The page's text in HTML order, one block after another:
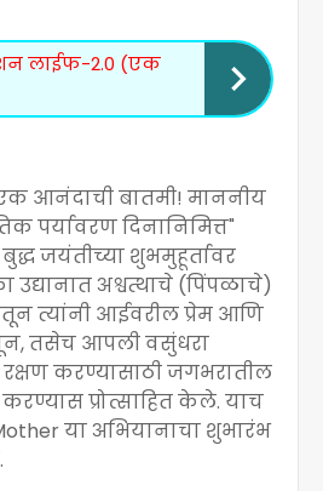
लाईफ-2.0 (एक
आनंदाची बातमी! माननीय
पर्यावरण दिनानिमित्त"
जयंतीच्या शुभमुहूर्तावर
उद्यानात अश्वत्थाचे (पिंपळाचे)
त्यांनी आईवरील प्रेम आणि
तसेच आपली वसुंधरा
करण्यासाठी जगभरातील
प्रोत्साहित केले. याच
या अभियानाचा शुभारंभ